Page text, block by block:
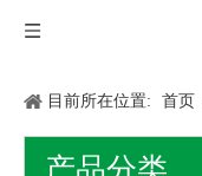
目前所在位置: 首页